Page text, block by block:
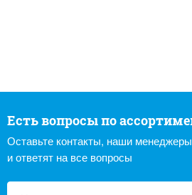
Есть вопросы по
Оставьте контакты, наши
и ответят на все вопросы